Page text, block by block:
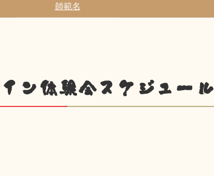
師範名
ン体験会スケジュール